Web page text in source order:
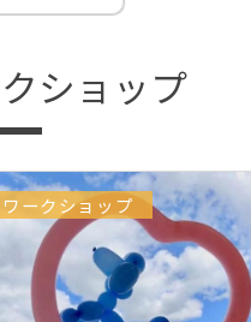
ショップ
ワークショップ